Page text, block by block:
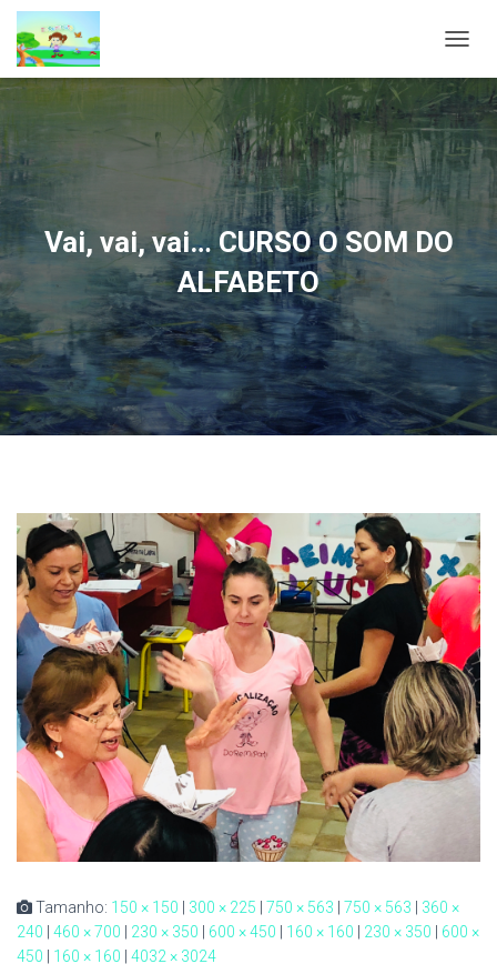
L
E
N
E
Ç
Vai, vai, vai… CURSO O SOM DO
ALFABETO
Tamanho: 150 × 150 | 300 × 225 | 750 × 563 | 750 × 563 | 360 ×
240 | 460 × 700 | 230 × 350 | 600 × 450 | 160 × 160 | 230 × 350 | 600 ×
450 | 160 × 160 | 4032 × 3024